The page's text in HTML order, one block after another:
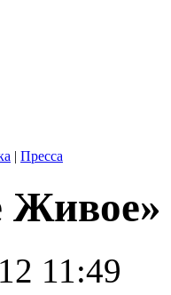
| Пресса
11:49